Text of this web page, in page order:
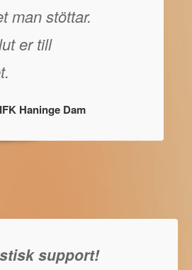
man stöttar.
er till
IFK Haninge Dam
support!